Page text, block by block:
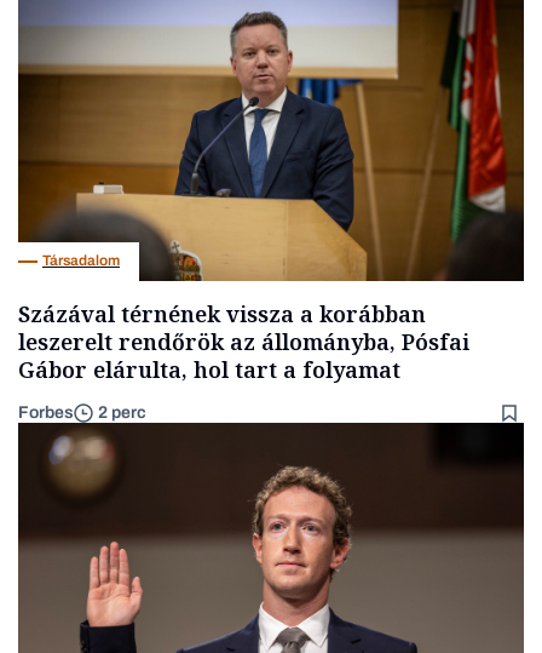
Társadalom
Százával térnének vissza a korábban
leszerelt rendőrök az állományba, Pósfai
Gábor elárulta, hol tart a folyamat
Forbes 2 perc